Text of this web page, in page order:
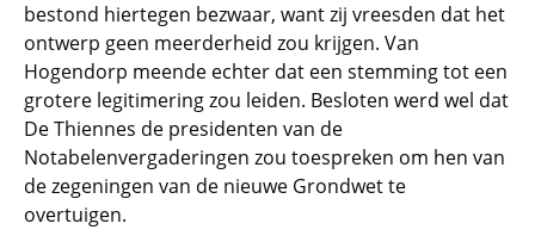
bestond hiertegen bezwaar, want zij vreesden dat het
ontwerp geen meerderheid zou krijgen. Van
Hogendorp meende echter dat een stemming tot een
grotere legitimering zou leiden. Besloten werd wel dat
De Thiennes de presidenten van de
Notabelenvergaderingen zou toespreken om hen van
de zegeningen van de nieuwe Grondwet te
overtuigen.